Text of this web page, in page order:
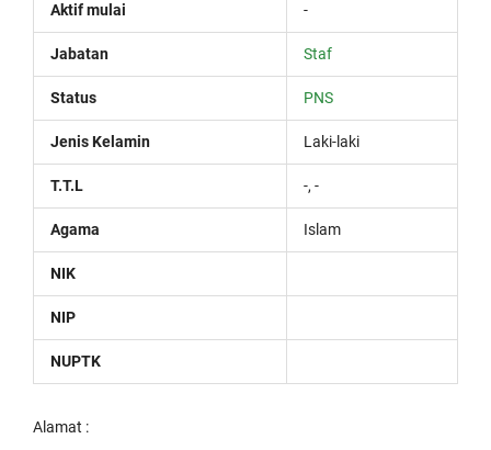
Aktif mulai -
Jabatan Staf
Status PNS
Jenis Kelamin Laki-laki
T.T.L -, -
Agama Islam
NIK
NIP
NUPTK
Alamat :